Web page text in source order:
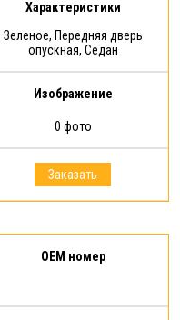
Характеристики
Зеленое, Передняя дверь
опускная, Седан
Изображение
0 фото
Заказать
OEM номер